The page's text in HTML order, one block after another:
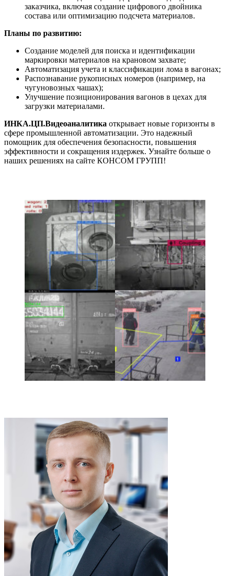
заказчика, включая создание цифрового двойника
состава или оптимизацию подсчета материалов.
Планы по развитию:
Создание моделей для поиска и идентификации
маркировки материалов на крановом захвате;
Автоматизация учета и классификации лома в вагонах;
Распознавание рукописных номеров (например, на
чугуновозных чашах);
Улучшение позиционирования вагонов в цехах для
загрузки материалами.
ИНКА.ЦП.Видеоаналитика открывает новые горизонты в
сфере промышленной автоматизации. Это надежный
помощник для обеспечения безопасности, повышения
эффективности и сокращения издержек. Узнайте больше о
наших решениях на сайте КОНСОМ ГРУПП!